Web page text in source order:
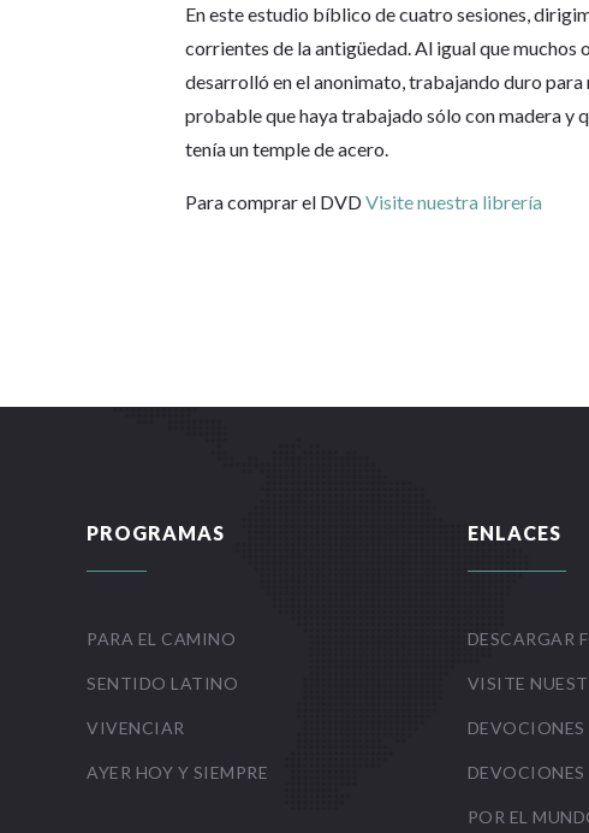
En este estudio bíblico de cuatro sesiones,
corrientes de la antigüedad. Al igual que muchos
desarrolló en el anonimato, trabajando duro para
probable que haya trabajado sólo con madera y
tenía un temple de acero.
Para comprar el DVDVisite nuestra librería
PROGRAMAS
PARA EL CAMINO
SENTIDO LATINO
VIVENCIAR
AYER HOY Y SIEMPRE
ENLACES
DESCARGAR
VISITE
DEVOCIONES
POR EL